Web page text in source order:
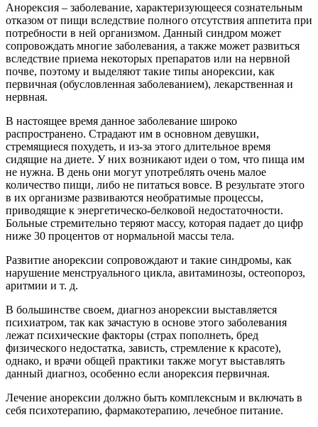
Анорексия – заболевание, характеризующееся сознательным
отказом от пищи вследствие полного отсутствия аппетита при
потребности в ней организмом. Данный синдром может
сопровождать многие заболевания, а также может развиться
вследствие приема некоторых препаратов или на нервной
почве, поэтому и выделяют такие типы анорексии, как
первичная (обусловленная заболеванием), лекарственная и
нервная.
В настоящее время данное заболевание широко
распространено. Страдают им в основном девушки,
стремящиеся похудеть, и из-за этого длительное время
сидящие на диете. У них возникают идеи о том, что пища им
не нужна. В день они могут употреблять очень малое
количество пищи, либо не питаться вовсе. В результате этого
в их организме развиваются необратимые процессы,
приводящие к энергетическо-белковой недостаточности.
Больные стремительно теряют массу, которая падает до цифр
ниже 30 процентов от нормальной массы тела.
Развитие анорексии сопровождают и такие синдромы, как
нарушение менструального цикла, авитаминозы, остеопороз,
аритмии и т. д.
В большинстве своем, диагноз анорексии выставляется
психиатром, так как зачастую в основе этого заболевания
лежат психические факторы (страх пополнеть, бред
физического недостатка, зависть, стремление к красоте),
однако, и врачи общей практики также могут выставлять
данный диагноз, особенно если анорексия первичная.
Лечение анорексии должно быть комплексным и включать в
себя психотерапию, фармакотерапию, лечебное питание.